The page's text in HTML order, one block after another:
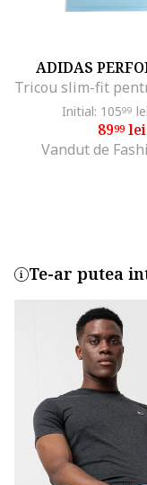
ADIDAS
Initial: 10599 lei
8999lei
Vandut de
Te-ar putea